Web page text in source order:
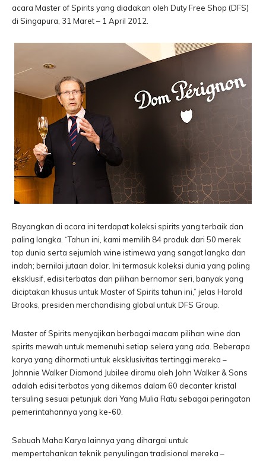
acara Master of Spirits yang diadakan oleh Duty Free Shop (DFS)
di Singapura, 31 Maret – 1 April 2012.
Bayangkan di acara ini terdapat koleksi spirits yang terbaik dan
paling langka. “Tahun ini, kami memilih 84 produk dari 50 merek
top dunia serta sejumlah wine istimewa yang sangat langka dan
indah; bernilai jutaan dolar. Ini termasuk koleksi dunia yang paling
eksklusif, edisi terbatas dan pilihan bernomor seri, banyak yang
diciptakan khusus untuk Master of Spirits tahun ini,” jelas Harold
Brooks, presiden merchandising global untuk DFS Group.
Master of Spirits menyajikan berbagai macam pilihan wine dan
spirits mewah untuk memenuhi setiap selera yang ada. Beberapa
karya yang dihormati untuk eksklusivitas tertinggi mereka –
Johnnie Walker Diamond Jubilee diramu oleh John Walker & Sons
adalah edisi terbatas yang dikemas dalam 60 decanter kristal
tersuling sesuai petunjuk dari Yang Mulia Ratu sebagai peringatan
pemerintahannya yang ke-60.
Sebuah Maha Karya lainnya yang dihargai untuk
mempertahankan teknik penyulingan tradisional mereka –